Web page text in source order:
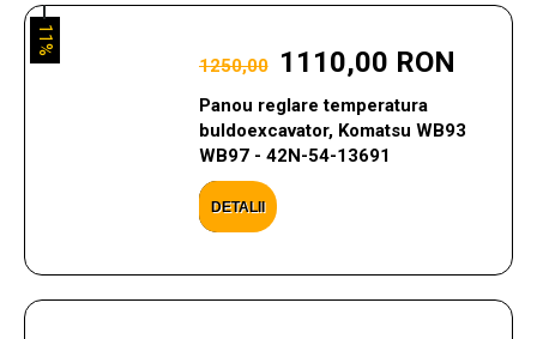
1250,00 1110,00 RON
Panou reglare temperatura
buldoexcavator, Komatsu WB93
WB97 - 42N-54-13691
DETALII
11%